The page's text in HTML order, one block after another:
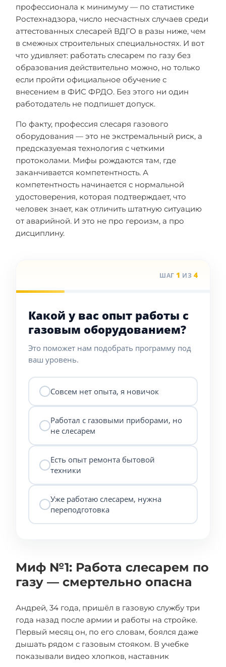
профессионала к минимуму — по статистике
Ростехнадзора, число несчастных случаев среди
аттестованных слесарей ВДГО в разы ниже, чем
в смежных строительных специальностях. И вот
что удивляет: работать слесарем по газу без
образования действительно можно, но только
если пройти официальное обучение с
внесением в ФИС ФРДО. Без этого ни один
работодатель не подпишет допуск.
По факту, профессия слесаря газового
оборудования — это не экстремальный риск, а
предсказуемая технология с четкими
протоколами. Мифы рождаются там, где
заканчивается компетентность. А
компетентность начинается с нормальной
удостоверения, которая подтверждает, что
человек знает, как отличить штатную ситуацию
от аварийной. И это не про героизм, а про
дисциплину.
ШАГ 1 ИЗ 4
Какой у вас опыт работы с
газовым оборудованием?
Это поможет нам подобрать программу под
ваш уровень.
Совсем нет опыта, я новичок
Работал с газовыми приборами, но
не слесарем
Есть опыт ремонта бытовой
техники
Уже работаю слесарем, нужна
переподготовка
Миф №1: Работа слесарем по
газу — смертельно опасна
Андрей, 34 года, пришёл в газовую службу три
года назад после армии и работы на стройке.
Первый месяц он, по его словам, боялся даже
дышать рядом с газовым стояком. В учебке
показывали видео хлопков, наставник